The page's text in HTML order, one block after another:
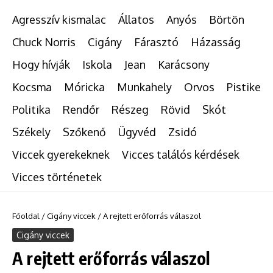
Agresszív kismalac Állatos Anyós
Börtön
Chuck Norris
Cigány Fárasztó
Házasság
Hogy hívják
Iskola Jean
Karácsony
Kocsma
Móricka Munkahely Orvos
Pistike
Politika
Rendőr Részeg Rövid
Skót
Székely
Szőkenő Ügyvéd
Zsidó
Viccek gyerekeknek
Vicces találós kérdések
Vicces történetek
Főoldal /Cigány viccek /A rejtett erőforrás válaszol
Cigány viccek
A rejtett erőforrás válaszol